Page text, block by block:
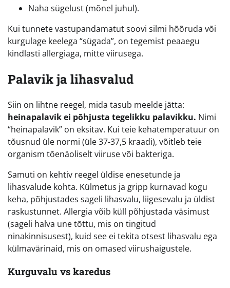
Naha sügelust (mõnel juhul).
Kui tunnete vastupandamatut soovi silmi hõõruda või
kurgulage keelega “sügada”, on tegemist peaaegu
kindlasti allergiaga, mitte viirusega.
Palavik ja lihasvalud
Siin on lihtne reegel, mida tasub meelde jätta:
heinapalavik ei põhjusta tegelikku palavikku. Nimi
“heinapalavik” on eksitav. Kui teie kehatemperatuur on
tõusnud üle normi (üle 37-37,5 kraadi), võitleb teie
organism tõenäoliselt viiruse või bakteriga.
Samuti on kehtiv reegel üldise enesetunde ja
lihasvalude kohta. Külmetus ja gripp kurnavad kogu
keha, põhjustades sageli lihasvalu, liigesevalu ja üldist
raskustunnet. Allergia võib küll põhjustada väsimust
(sageli halva une tõttu, mis on tingitud
ninakinnisusest), kuid see ei tekita otsest lihasvalu ega
külmavärinaid, mis on omased viirushaigustele.
Kurguvalu vs karedus